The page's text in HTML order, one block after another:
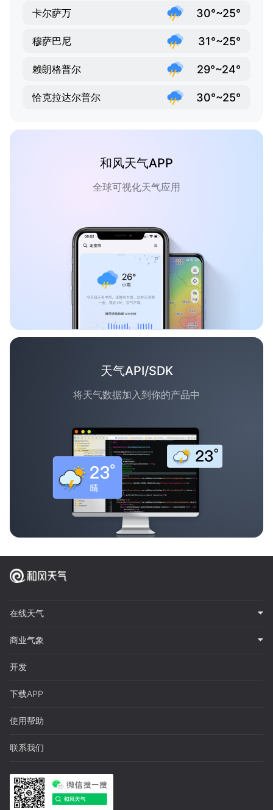
卡尔萨万 30°~25°
穆萨巴尼 31°~25°
赖朗格普尔 29°~24°
恰克拉达尔普尔 30°~25°
和风天气APP
全球可视化天气应用
天气API/SDK
将天气数据加入到你的产品中
在线天气
商业气象
开发
下载APP
使用帮助
联系我们